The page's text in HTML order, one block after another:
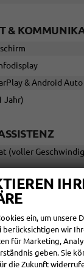
&
& Android Auto
Jahr)
(voller
bei
ein, um unsere
wir
für Marketing,
geben. Sie
die Zukunft